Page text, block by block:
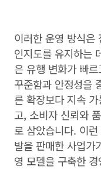
이러한 운영 방식은
인지도를 유지하는
은 유행 변화가 빠
꾸준함과 안정성을
른 확장보다 지속
고, 소비자 신뢰와
로 삼았습니다. 이
발을 판매한 사업가
영 모델을 구축한